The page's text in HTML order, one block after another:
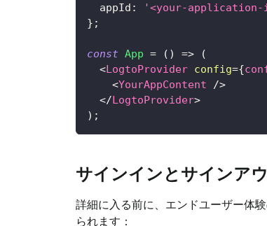
  appId
: '<your-application-
} ;
const App = ( ) =>
(
<LogtoProvider config={
<YourAppContent
/>
</LogtoProvider>
) ;
サインインとサインア
詳細に入る前に、エンドユーザー体
られます：